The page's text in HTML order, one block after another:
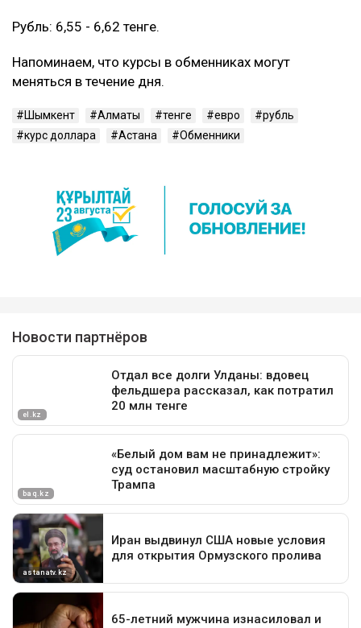
Рубль: 6,55 - 6,62 тенге.
Напоминаем, что курсы в обменниках могут
меняться в течение дня.
Шымкент Алматы тенге евро
рубль
курс доллара
Астана Обменники